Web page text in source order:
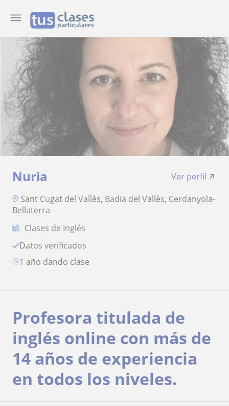
Nuria
Ver perfil
Sant Cugat del Vallès, Badia del Vallès, Cerdanyola-
Bellaterra
Clases de Inglés
Datos verificados
1 año dando clase
Profesora titulada de
inglés online con más de
14 años de experiencia
en todos los niveles.